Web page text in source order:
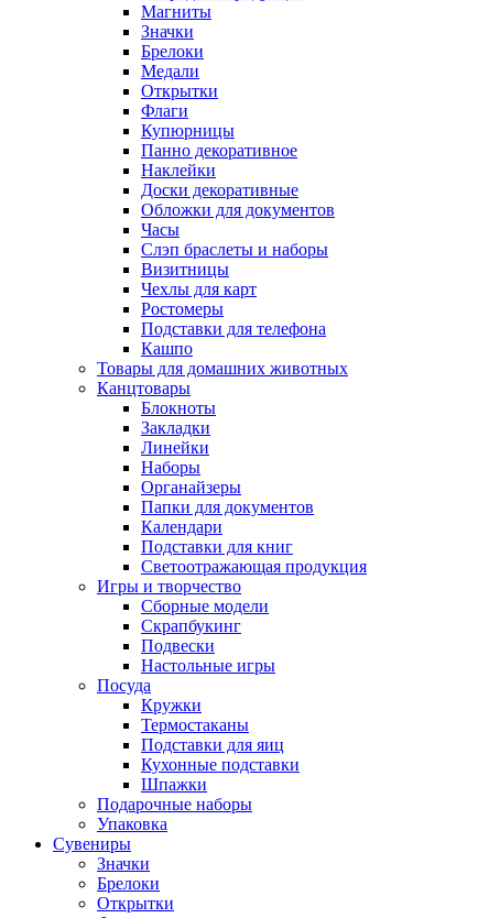
Магниты
Значки
Брелоки
Медали
Открытки
Флаги
Купюрницы
Панно декоративное
Наклейки
Доски декоративные
Обложки для документов
Часы
Слэп браслеты и наборы
Визитницы
Чехлы для карт
Ростомеры
Подставки для телефона
Кашпо
Товары для домашних животных
Канцтовары
Блокноты
Закладки
Линейки
Наборы
Органайзеры
Папки для документов
Календари
Подставки для книг
Светоотражающая продукция
Игры и творчество
Сборные модели
Скрапбукинг
Подвески
Настольные игры
Посуда
Кружки
Термостаканы
Подставки для яиц
Кухонные подставки
Шпажки
Подарочные наборы
Упаковка
Сувениры
Значки
Брелоки
Открытки